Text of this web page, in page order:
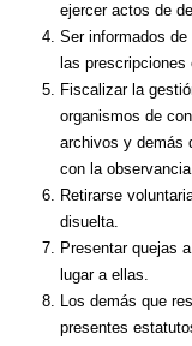
ejercer actos de
Ser informados
las
Fiscalizar la
organismos de
archivos y demás
con la
Retirarse
disuelta.
Presentar quejas
lugar a ellas.
Los demás que
presentes